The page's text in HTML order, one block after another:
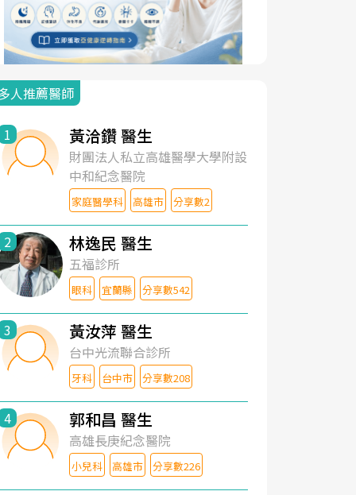
人推薦醫師
1 黃洽鑽 醫生
財團法人私立高雄醫學大學附設
中和紀念醫院
家庭醫學科 高雄市 分享數2
2 林逸民 醫生
五福診所
眼科 宜蘭縣 分享數542
3 黃汝萍 醫生
台中光流聯合診所
牙科 台中市 分享數208
4 郭和昌 醫生
高雄長庚紀念醫院
小兒科 高雄市 分享數226